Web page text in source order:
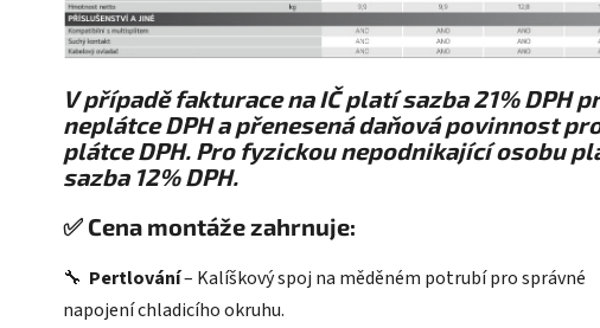
V případě fakturace na IČ platí sazba 21% DPH
neplátce DPH a přenesená daňová povinnost
plátce DPH. Pro fyzickou nepodnikající osobu
sazba 12% DPH.
✅ Cena montáže zahrnuje:
🔧 Pertlování– Kalíškový spoj na měděném potrubí pro správné
napojení chladicího okruhu.